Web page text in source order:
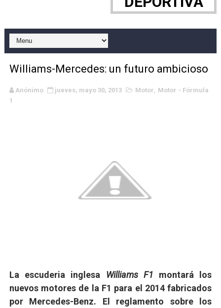
EFA y AFLE 2026 - Regular season
Grandes éxitos por fin para Chelsea Green, Chad
Campeonato de Europa de MTB 2026 (Monteceneri,
Raquel Rodriguez es la nueva monarca
Athletes Unlimited Softball League 2026 - Las Utah
Campeonato de Europa de saltos 2026 (París,
Tour de Francia femenino 2026 - Etapa 6
Williams-Mercedes: un futuro ambicioso
Anónimo jueves, mayo 30, 2013 Motor, Motor - Fórmula
1
La escuderia inglesa Williams F1 montará los
nuevos motores de la F1 para el 2014 fabricados
por Mercedes-Benz. El reglamento sobre los